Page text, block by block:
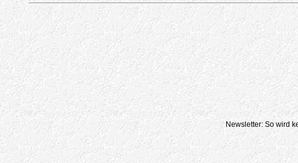
Newsletter: So wird